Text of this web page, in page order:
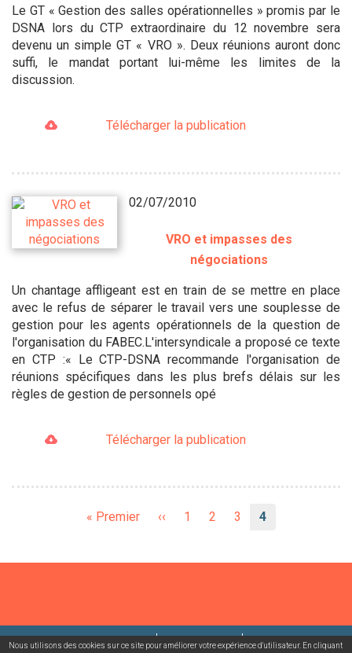
Le GT « Gestion des salles opérationnelles » promis par le
DSNA lors du CTP extraordinaire du 12 novembre sera
devenu un simple GT « VRO ». Deux réunions auront donc
suffi, le mandat portant lui-même les limites de la
discussion.
Télécharger la publication
02/07/2010
VRO et impasses des
négociations
Un chantage affligeant est en train de se mettre en place
avec le refus de séparer le travail vers une souplesse de
gestion pour les agents opérationnels de la question de
l'organisation du FABEC.L'intersyndicale a proposé ce texte
en CTP :« Le CTP-DSNA recommande l'organisation de
réunions spécifiques dans les plus brefs délais sur les
règles de gestion de personnels opé
Télécharger la publication
Première
« Premier
Page
‹‹ Page
1 Page
2 Page
3
Page
4
©2026 USACcgt Mentions légales Contact
Nous utilisons des cookies sur ce site pour améliorer votre expérience d'utilisateur. En cliquant